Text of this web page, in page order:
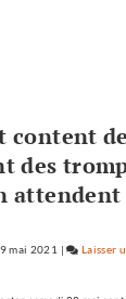
content
des
mai 2021 | Laisser